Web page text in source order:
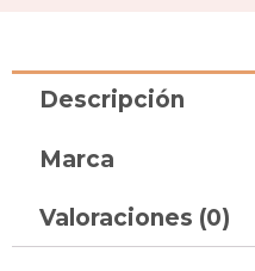
Descripción
Marca
Valoraciones (0)